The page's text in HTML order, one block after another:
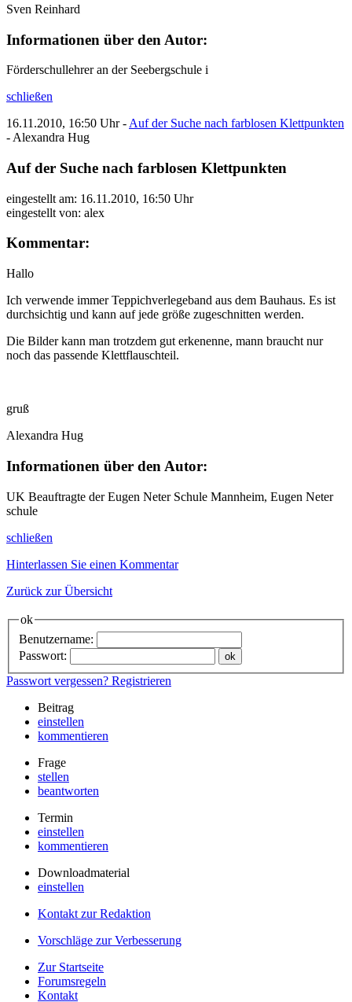
Sven Reinhard
Informationen über den Autor:
Förderschullehrer an der Seebergschule i
schließen
16.11.2010, 16:50 Uhr - Auf der Suche nach farblosen Klettpunkten
- Alexandra Hug
Auf der Suche nach farblosen Klettpunkten
eingestellt am: 16.11.2010, 16:50 Uhr
eingestellt von: alex
Kommentar:
Hallo
Ich verwende immer Teppichverlegeband aus dem Bauhaus. Es ist
durchsichtig und kann auf jede größe zugeschnitten werden.
Die Bilder kann man trotzdem gut erkenenne, mann braucht nur
noch das passende Klettflauschteil.
gruß
Alexandra Hug
Informationen über den Autor:
UK Beauftragte der Eugen Neter Schule Mannheim, Eugen Neter
schule
schließen
Hinterlassen Sie einen Kommentar
Zurück zur Übersicht
ok
Benutzername:
Passwort:
Passwort vergessen? Registrieren
Beitrag
einstellen
kommentieren
Frage
stellen
beantworten
Termin
einstellen
kommentieren
Downloadmaterial
einstellen
Kontakt zur Redaktion
Vorschläge zur Verbesserung
Zur Startseite
Forumsregeln
Kontakt